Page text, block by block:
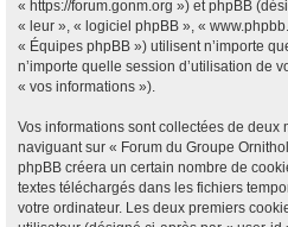
« https://forum.gonm.org ») et phpBB
« leur », « logiciel phpBB », «
« Équipes phpBB ») utilisent n’importe
n’importe quelle session d’utilisation de
« vos informations »).
Vos informations sont collectées de deux
naviguant sur « Forum du Groupe
phpBB créera un certain nombre de
textes téléchargés dans les fichiers
votre ordinateur. Les deux premiers